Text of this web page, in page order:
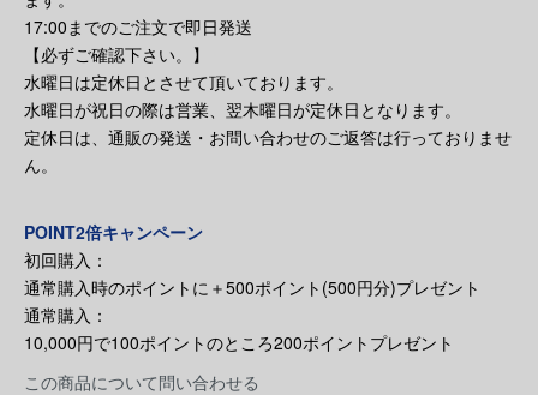
17:00までのご注文で即日発送
【必ずご確認下さい。】
水曜日は定休日とさせて頂いております。
水曜日が祝日の際は営業、翌木曜日が定休日となります。
定休日は、通販の発送・お問い合わせのご返答は行っておりませ
ん。
POINT2倍キャンペーン
初回購入：
通常購入時のポイントに＋500ポイント(500円分)プレゼント
通常購入：
10,000円で100ポイントのところ200ポイントプレゼント
この商品について問い合わせる